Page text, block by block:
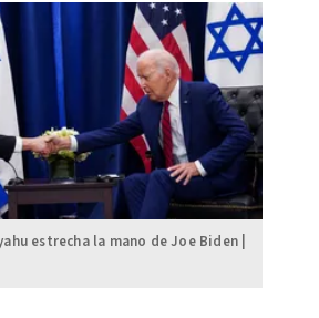
estrecha la mano de Joe Biden |